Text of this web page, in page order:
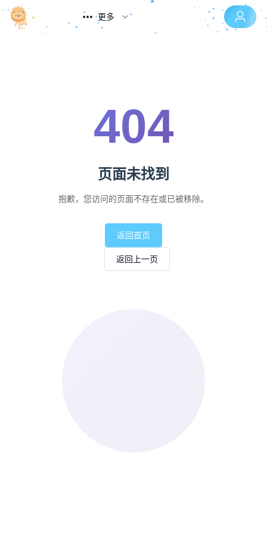
更多
404
页面未找到
抱歉，您访问的页面不存在或已被移除。
返回首页
返回上一页